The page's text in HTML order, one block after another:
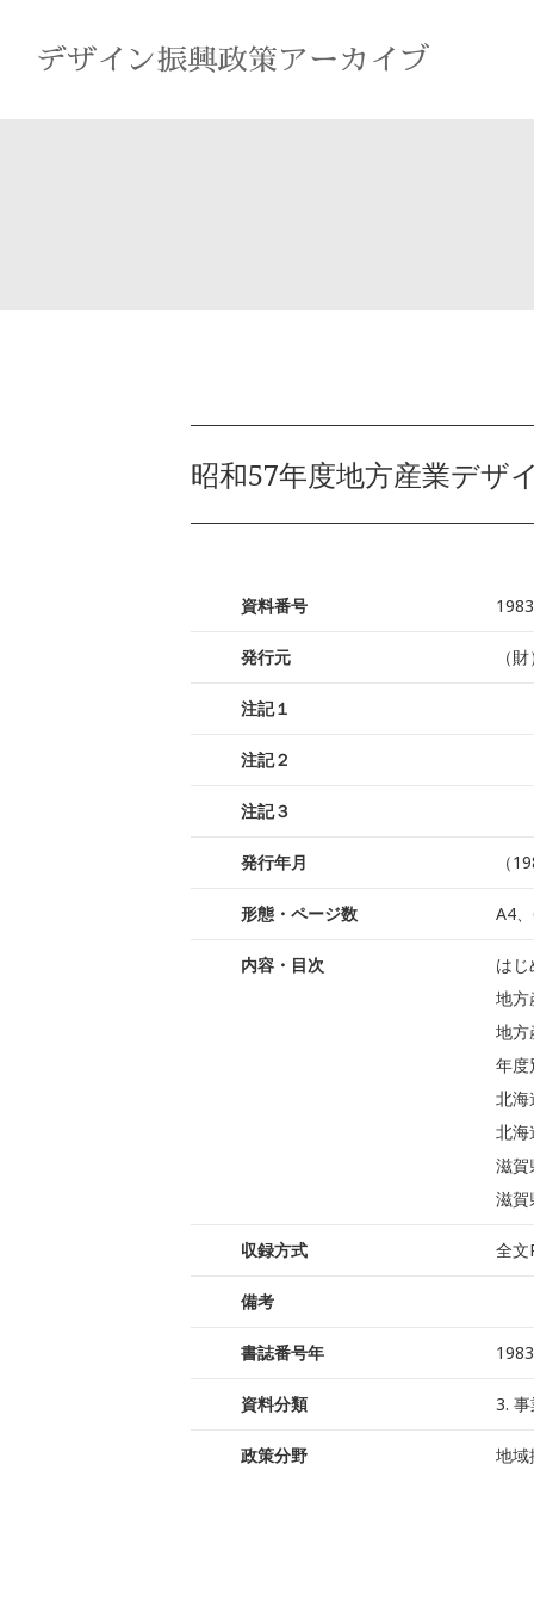
昭和57年度地方産業デザ
資料番号
発行元 （
注記１
注記２
注記３
発行年月 （
形態・ページ数 A4
内容・目次
はじ
地方
地方
年度
北
北
滋
滋
収録方式 全文
備考
書誌番号年 1983
資料分類 3.
政策分野 地域